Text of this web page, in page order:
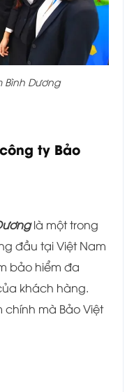
Bình Dương
ông ty Bảo
là một trong
đầu tại Việt Nam
bảo hiểm đa
khách hàng.
chính mà Bảo Việt